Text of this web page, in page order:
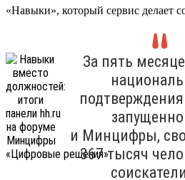
«Навыки», который сервис делает
За пять
и Минцифры,
367 тысяч